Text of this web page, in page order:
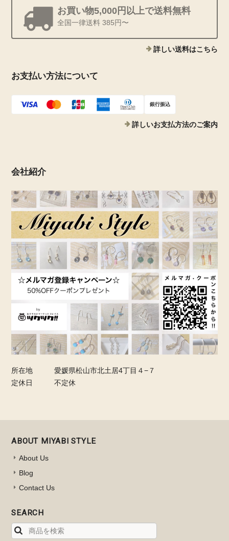
お買い物5,000円以上で送料無料
全国一律送料 385円〜
詳しい送料はこちら
お支払い方法について
銀行振込
詳しいお支払方法のご案内
会社紹介
所在地
愛媛県松山市北土居4丁目４−７
定休日
不定休
ABOUT MIYABI STYLE
About Us
Blog
Contact Us
SEARCH